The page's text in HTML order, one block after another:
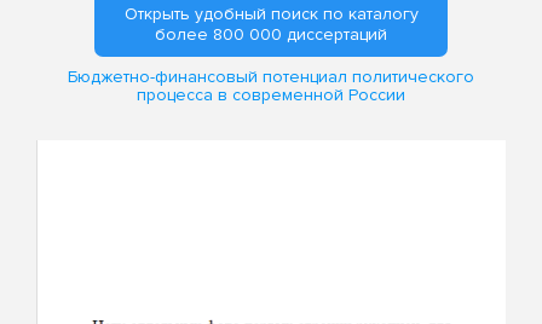
Открыть удобный поиск по каталогу
более 800 000 диссертаций
Бюджетно-финансовый потенциал политического
процесса в современной России